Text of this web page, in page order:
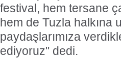
festival, hem tersane
hem de Tuzla halkına
paydaşlarımıza
ediyoruz" dedi.